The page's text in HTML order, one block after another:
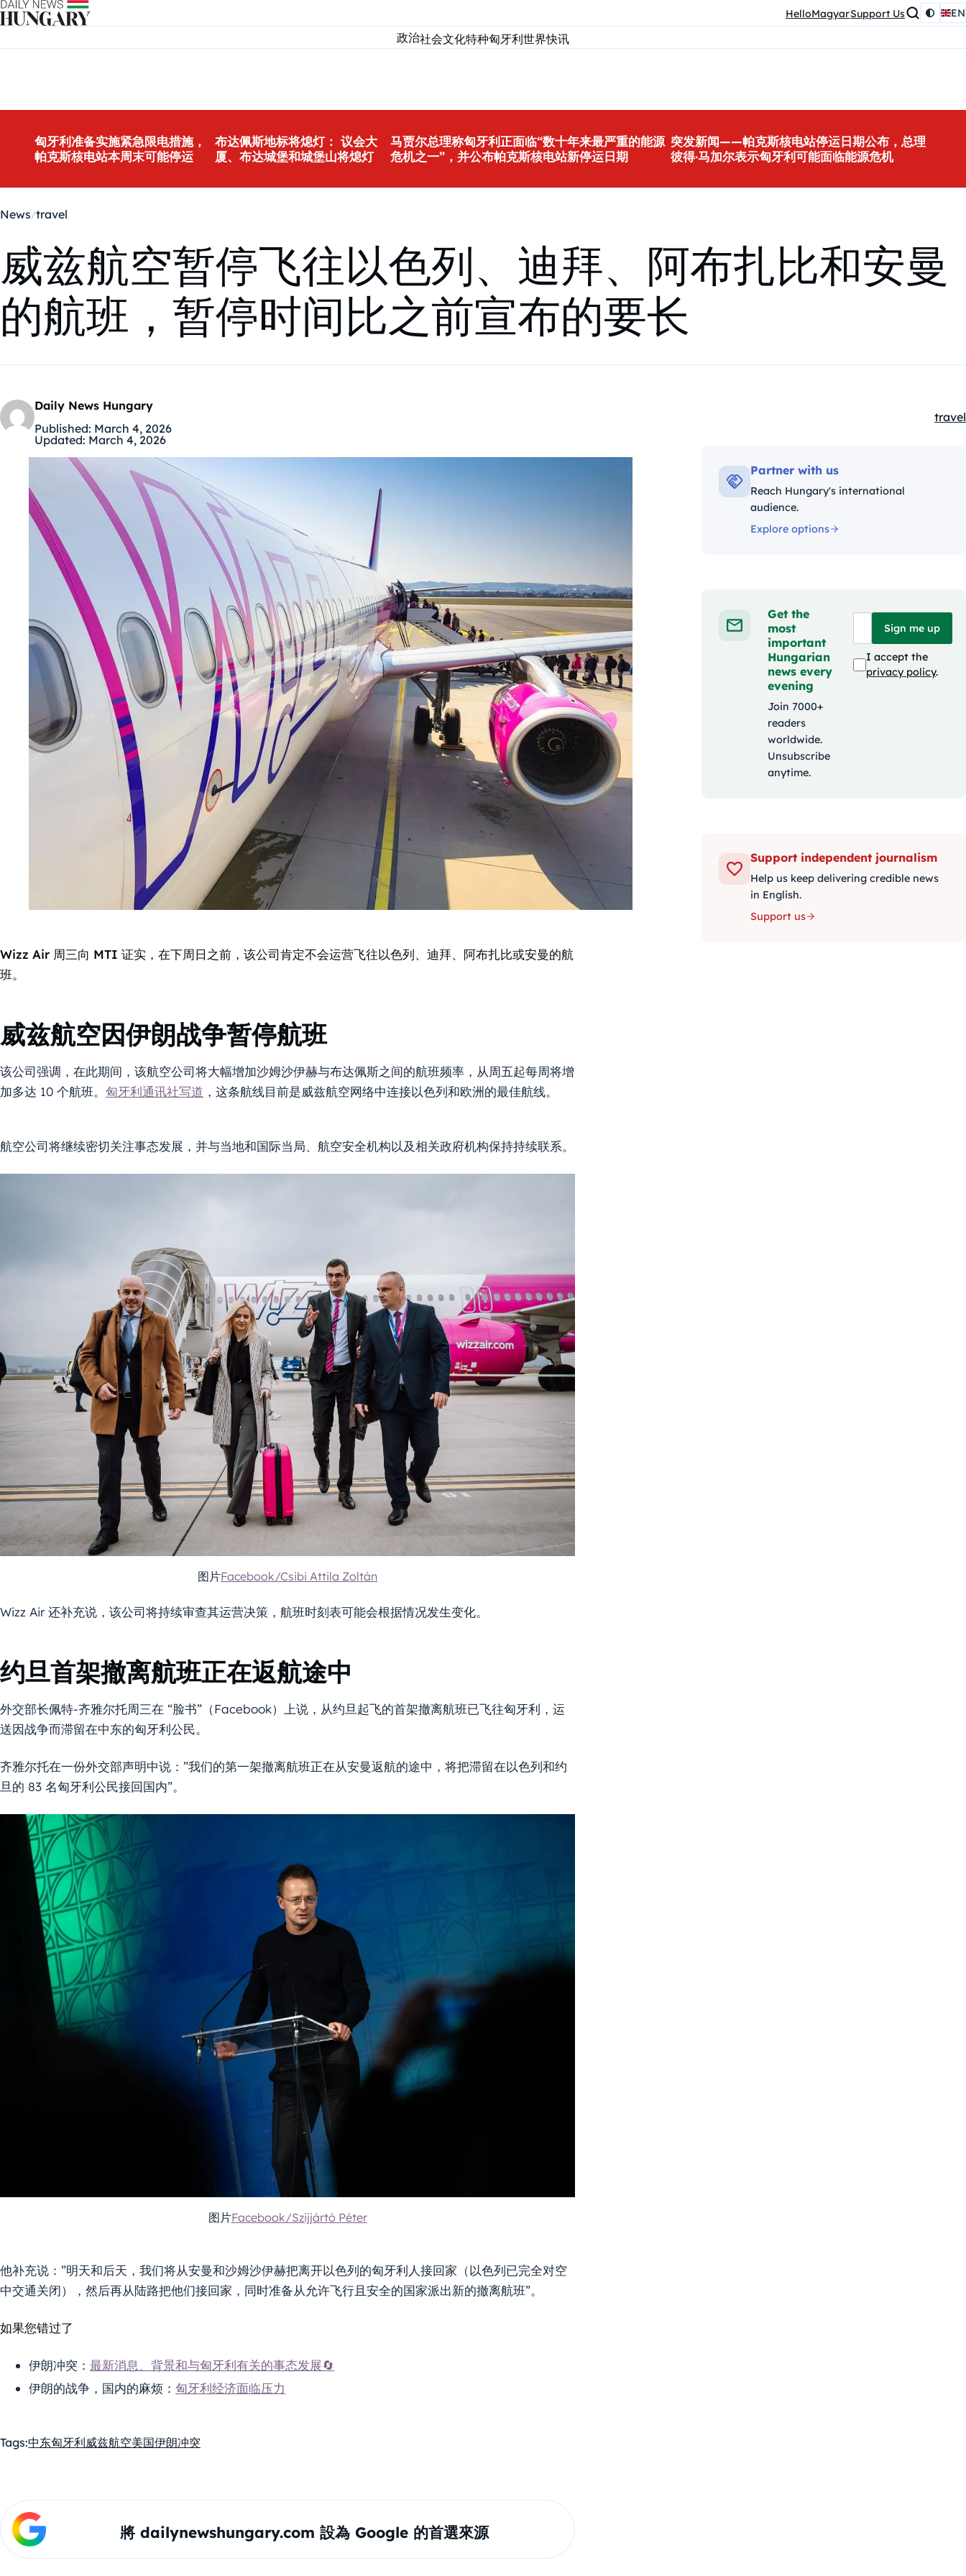
Skip to content HelloMagyarSupport Us EN
政治社会文化特种匈牙利世界快讯
匈牙利准备实施紧急限电措施，
帕克斯核电站本周末可能停运
布达佩斯地标将熄灯： 议会大
厦、布达城堡和城堡山将熄灯
马贾尔总理称匈牙利正面临“数十年来最严重的能源
危机之一”，并公布帕克斯核电站新停运日期
突发新闻——帕克斯核电站停运日期公布，总理
彼得·马加尔表示匈牙利可能面临能源危机
News travel
威兹航空暂停飞往以色列、迪拜、阿布扎比和安曼
的航班，暂停时间比之前宣布的要长
Daily News Hungary
Published: March 4, 2026
Updated: March 4, 2026
travel
Wizz Air 周三向 MTI 证实，在下周日之前，该公司肯定不会运营飞往以色列、迪拜、阿布扎比或安曼的航
班。
威兹航空因伊朗战争暂停航班
该公司强调，在此期间，该航空公司将大幅增加沙姆沙伊赫与布达佩斯之间的航班频率，从周五起每周将增
加多达 10 个航班。 匈牙利通讯社写道 ，这条航线目前是威兹航空网络中连接以色列和欧洲的最佳航线。
航空公司将继续密切关注事态发展，并与当地和国际当局、航空安全机构以及相关政府机构保持持续联系。
图片Facebook/Csibi Attila Zoltán
Wizz Air 还补充说，该公司将持续审查其运营决策，航班时刻表可能会根据情况发生变化。
约旦首架撤离航班正在返航途中
外交部长佩特-齐雅尔托周三在 “脸书”（Facebook）上说，从约旦起飞的首架撤离航班已飞往匈牙利，运
送因战争而滞留在中东的匈牙利公民。
齐雅尔托在一份外交部声明中说：”我们的第一架撤离航班正在从安曼返航的途中，将把滞留在以色列和约
旦的 83 名匈牙利公民接回国内”。
图片Facebook/Szijjártó Péter
他补充说：”明天和后天，我们将从安曼和沙姆沙伊赫把离开以色列的匈牙利人接回家（以色列已完全对空
中交通关闭），然后再从陆路把他们接回家，同时准备从允许飞行且安全的国家派出新的撤离航班”。
如果您错过了
伊朗冲突： 最新消息、背景和与匈牙利有关的事态发展🔄
伊朗的战争，国内的麻烦： 匈牙利经济面临压力
Tags:中东匈牙利威兹航空美国伊朗冲突
將 dailynewshungary.com 設為 Google 的首選來源
Partner with us
Reach Hungary's international
audience.
Explore options
Get the
most
important
Hungarian
news every
evening
Join 7000+
readers
worldwide.
Unsubscribe
anytime.
Sign me up
I accept the
privacy policy.
Support independent journalism
Help us keep delivering credible news
in English.
Support us